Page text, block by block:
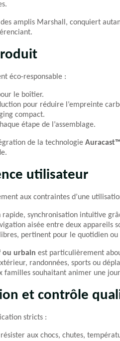
amplis Marshall, conquiert
éco-responsable :
le boîtier.
pour réduire l’empreinte
compact.
étape de l’assemblage.
de la technologie Auracast™
utilisateur
aux contraintes d’une
synchronisation intuitive
aisée entre deux appareils
pertinent pour le quotidien ou
ou urbain est particulièrement
randonnées, sports ou
familles souhaitant animer une
et contrôle
stricts :
aux chocs, chutes,